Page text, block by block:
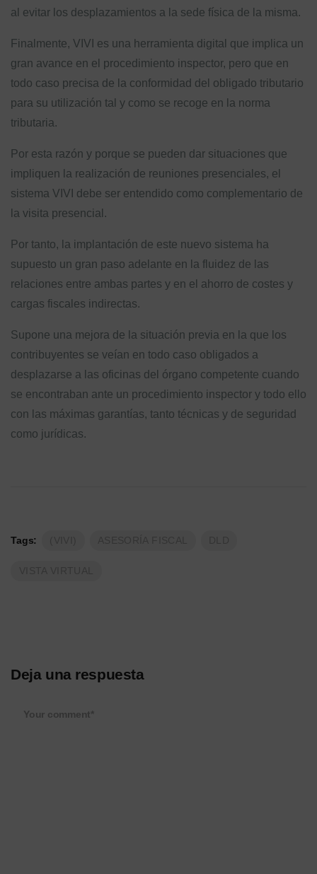
al evitar los desplazamientos a la sede física de la misma.
Finalmente, VIVI es una herramienta digital que implica un
gran avance en el procedimiento inspector, pero que en
todo caso precisa de la conformidad del obligado tributario
para su utilización tal y como se recoge en la norma
tributaria.
Por esta razón y porque se pueden dar situaciones que
impliquen la realización de reuniones presenciales, el
sistema VIVI debe ser entendido como complementario de
la visita presencial.
Por tanto, la implantación de este nuevo sistema ha
supuesto un gran paso adelante en la fluidez de las
relaciones entre ambas partes y en el ahorro de costes y
cargas fiscales indirectas.
Supone una mejora de la situación previa en la que los
contribuyentes se veían en todo caso obligados a
desplazarse a las oficinas del órgano competente cuando
se encontraban ante un procedimiento inspector y todo ello
con las máximas garantías, tanto técnicas y de seguridad
como jurídicas.
Tags:
Deja una respuesta
Your comment*